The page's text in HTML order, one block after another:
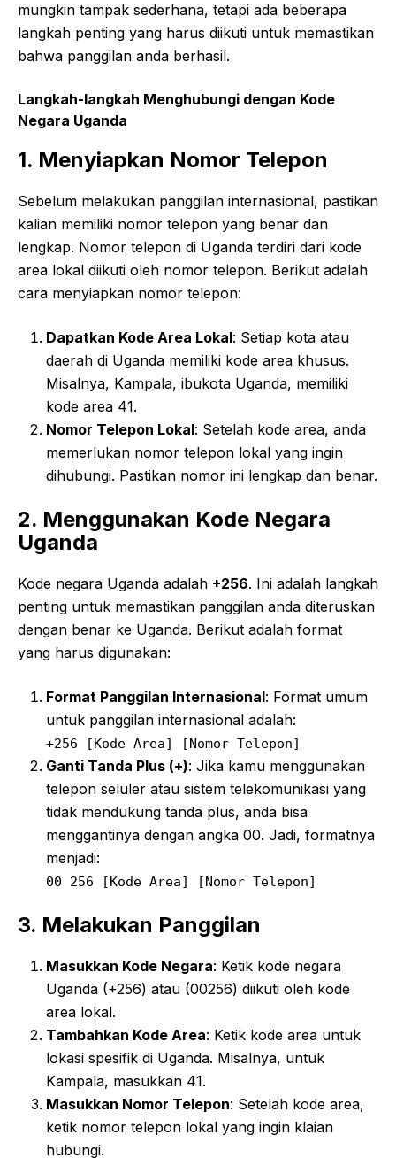
mungkin tampak sederhana, tetapi ada beberapa
langkah penting yang harus diikuti untuk memastikan
bahwa panggilan anda berhasil.
Langkah-langkah Menghubungi dengan Kode
Negara Uganda
1. Menyiapkan Nomor Telepon
Sebelum melakukan panggilan internasional, pastikan
kalian memiliki nomor telepon yang benar dan
lengkap. Nomor telepon di Uganda terdiri dari kode
area lokal diikuti oleh nomor telepon. Berikut adalah
cara menyiapkan nomor telepon:
Dapatkan Kode Area Lokal: Setiap kota atau
daerah di Uganda memiliki kode area khusus.
Misalnya, Kampala, ibukota Uganda, memiliki
kode area 41.
Nomor Telepon Lokal: Setelah kode area, anda
memerlukan nomor telepon lokal yang ingin
dihubungi. Pastikan nomor ini lengkap dan benar.
2. Menggunakan Kode Negara
Uganda
Kode negara Uganda adalah +256. Ini adalah langkah
penting untuk memastikan panggilan anda diteruskan
dengan benar ke Uganda. Berikut adalah format
yang harus digunakan:
Format Panggilan Internasional: Format umum
untuk panggilan internasional adalah:
+256 [Kode Area] [Nomor Telepon]
Ganti Tanda Plus (+): Jika kamu menggunakan
telepon seluler atau sistem telekomunikasi yang
tidak mendukung tanda plus, anda bisa
menggantinya dengan angka 00. Jadi, formatnya
menjadi:
00 256 [Kode Area] [Nomor Telepon]
3. Melakukan Panggilan
Masukkan Kode Negara: Ketik kode negara
Uganda (+256) atau (00256) diikuti oleh kode
area lokal.
Tambahkan Kode Area: Ketik kode area untuk
lokasi spesifik di Uganda. Misalnya, untuk
Kampala, masukkan 41.
Masukkan Nomor Telepon: Setelah kode area,
ketik nomor telepon lokal yang ingin klaian
hubungi.